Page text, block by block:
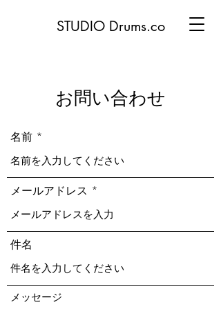
STUDIO Drums.co
お問い合わせ
名前
メールアドレス
件名
メッセージ